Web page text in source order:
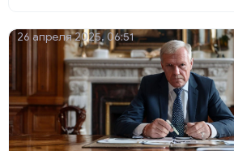
26 апреля 2025, 06:51